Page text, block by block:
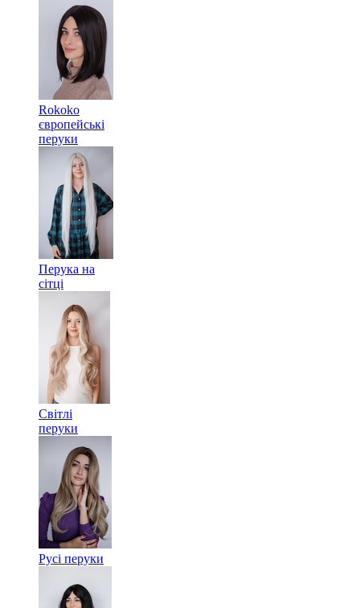
Rokoko
європейські
перуки
Перука на
сітці
Світлі
перуки
Русі перуки